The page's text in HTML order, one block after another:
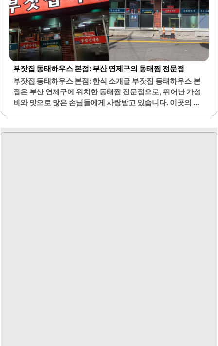
부잣집 동태하우스 본점: 부산 연제구의 동태찜 전문점
부잣집 동태하우스 본점: 한식 소개글 부잣집 동태하우스 본
점은 부산 연제구에 위치한 동태찜 전문점으로, 뛰어난 가성
비와 맛으로 많은 손님들에게 사랑받고 있습니다. 이곳의 주
러운 동태와 함께 밥을 비벼 먹기 좋은 맛입니다.또한, 반찬이